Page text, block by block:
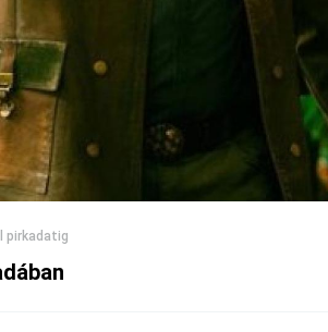
pirkadatig